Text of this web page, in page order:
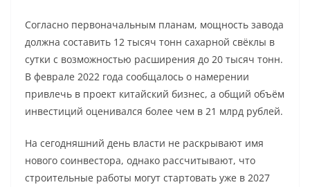
Согласно первоначальным планам, мощность завода
должна составить 12 тысяч тонн сахарной свёклы в
сутки с возможностью расширения до 20 тысяч тонн.
В феврале 2022 года сообщалось о намерении
привлечь в проект китайский бизнес, а общий объём
инвестиций оценивался более чем в 21 млрд рублей.
На сегодняшний день власти не раскрывают имя
нового соинвестора, однако рассчитывают, что
строительные работы могут стартовать уже в 2027